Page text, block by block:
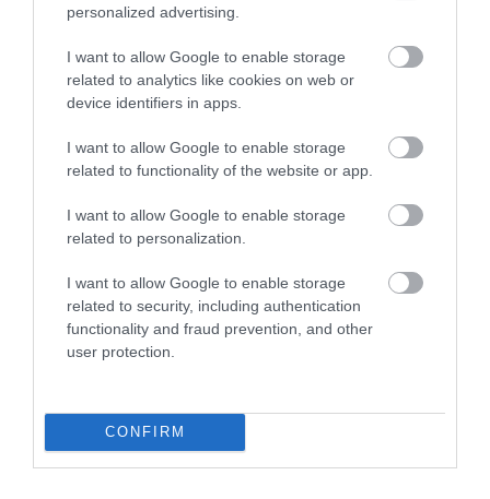
personalized advertising.
I want to allow Google to enable storage
related to analytics like cookies on web or
device identifiers in apps.
I want to allow Google to enable storage
related to functionality of the website or app.
I want to allow Google to enable storage
related to personalization.
I want to allow Google to enable storage
related to security, including authentication
functionality and fraud prevention, and other
user protection.
CONFIRM
Felszólította Rogán Antalt, illetve „a Fidesz
propagandájának agytrösztjét", hogy állítsa le
ezeket az oldalakat, vagy ha már erre
képtelen, legalább az orosz propagandát ne
vegyék át, ne terjesszenek álhíreket,
újrahasznosított, a kontextusukból kivágott és
hamis videókat, képeket.
Szabó Rebeka, a Párbeszéd zuglói
alpolgármestere szerint az orosz propaganda
szajkózásával az MTVA vezetői átléptek egy
szólva elmondta, hogy kisebb, olcsóbb, valódi
közszolgálati médiát akarnak létrehozni.